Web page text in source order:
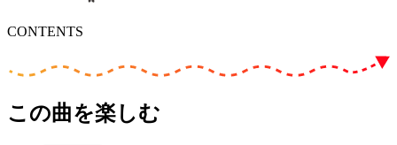
CONTENTS
この曲を楽しむ